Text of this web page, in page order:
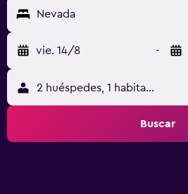
Nevada
vie. 14/8 -
2 huéspedes, 1 habitación
Buscar